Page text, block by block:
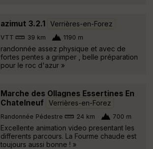
azimut 3.2.1 Verrières-en-Forez
VTT 39 km 1190 m
randonnée assez physique et avec de
fortes pentes a grimper , belle préparation
pour le roc d'azur »
Marche des Ollagnes Essertines En
Chatelneuf
Verrières-en-Forez
Randonnée Pédestre 24 km 700 m
Excellente animation video presentant les
differents parcours. La Fourme chaude est
toujours aussi bonne ! »